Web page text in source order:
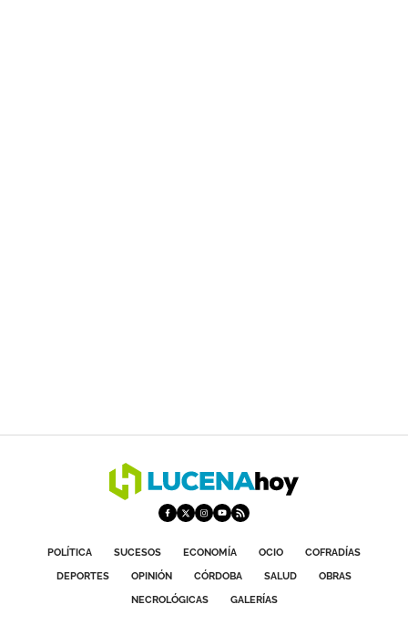
POLÍTICA SUCESOS ECONOMÍA OCIO
COFRADÍAS
DEPORTES
OPINIÓN CÓRDOBA SALUD
OBRAS
NECROLÓGICAS
GALERÍAS